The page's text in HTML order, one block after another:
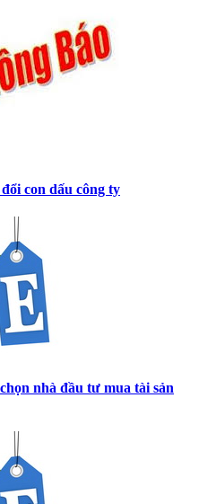
con dấu công ty
nhà đầu tư mua tài sản